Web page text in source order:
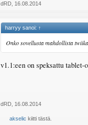
dRD 16.08.2014
harryy sanoi: ↑
Onko sovellusta mahdollista
v1.1:een on speksattu
dRD 16.08.2014
akselic kiitti tästä.